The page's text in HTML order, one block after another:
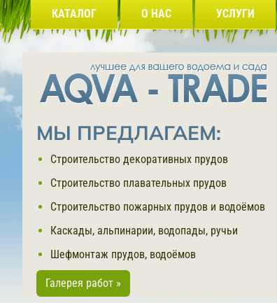
КАТАЛОГ О НАС УСЛУГИ
МЫ ПРЕДЛАГАЕМ:
Строительство декоративных прудов
Строительство плавательных прудов
Строительство пожарных прудов и водоёмов
Каскады, альпинарии, водопады, ручьи
Шефмонтаж прудов, водоёмов
Галерея работ »